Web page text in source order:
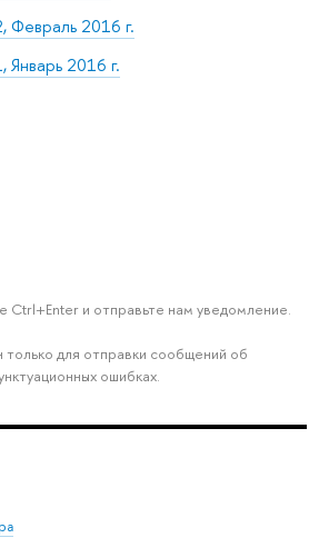
Февраль 2016 г.
2016 г.
Ctrl+Enter и отправьте нам уведомление.
для отправки сообщений об
ошибках.